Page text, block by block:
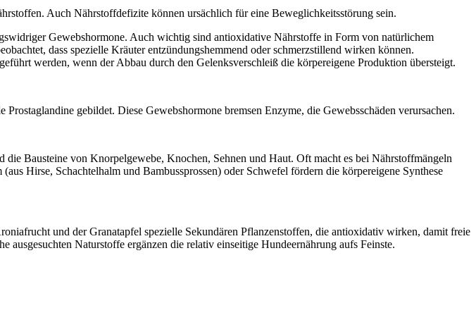
Auch Nährstoffdefizite können ursächlich für eine Beweglichkeitsstörung sein.
Gewebshormone. Auch wichtig sind antioxidative Nährstoffe in Form von natürlichem
dass spezielle Kräuter entzündungshemmend oder schmerzstillend wirken können.
werden, wenn der Abbau durch den Gelenksverschleiß die körpereigene Produktion übersteigt.
gebildet. Diese Gewebshormone bremsen Enzyme, die Gewebsschäden verursachen.
Bausteine von Knorpelgewebe, Knochen, Sehnen und Haut. Oft macht es bei Nährstoffmängeln
Hirse, Schachtelhalm und Bambussprossen) oder Schwefel fördern die körpereigene Synthese
und der Granatapfel spezielle Sekundären Pflanzenstoffen, die antioxidativ wirken, damit freie
ausgesuchten Naturstoffe ergänzen die relativ einseitige Hundeernährung aufs Feinste.